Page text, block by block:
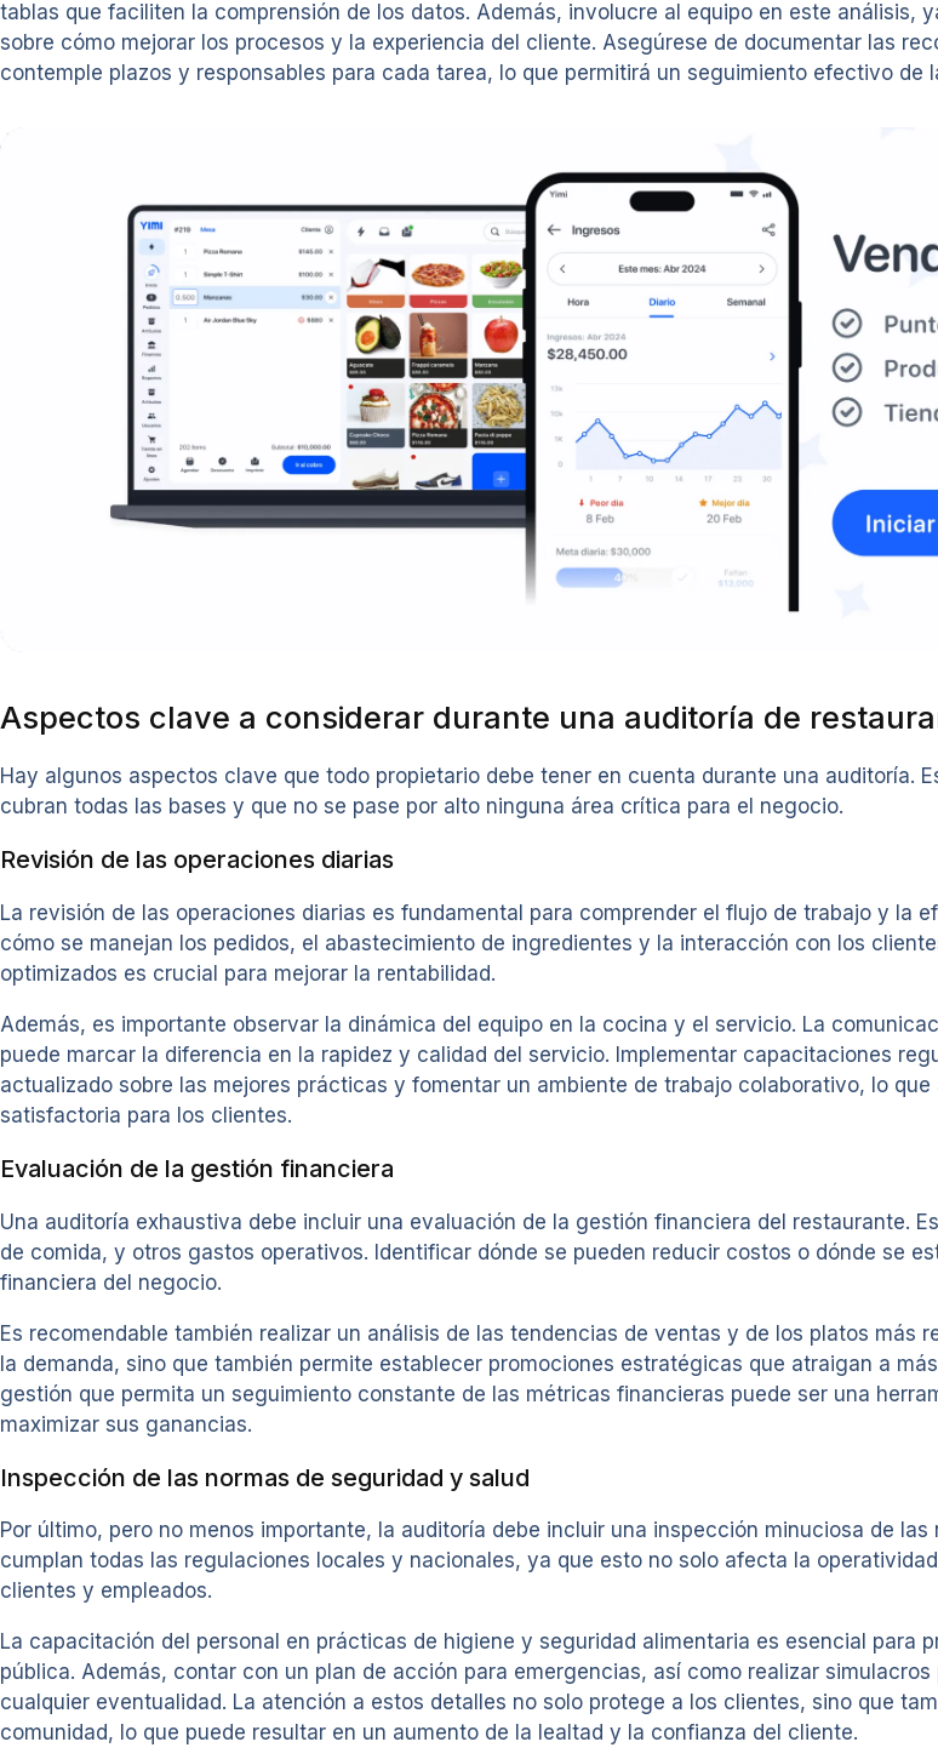
tablas que faciliten la comprensión de los datos. Además, involucre al equipo en este análisis,
sobre cómo mejorar los procesos y la experiencia del cliente. Asegúrese de documentar las
contemple plazos y responsables para cada tarea, lo que permitirá un seguimiento efectivo de
Aspectos clave a considerar durante una auditoría de
Hay algunos aspectos clave que todo propietario debe tener en cuenta durante una auditoría.
cubran todas las bases y que no se pase por alto ninguna área crítica para el negocio.
Revisión de las operaciones diarias
La revisión de las operaciones diarias es fundamental para comprender el flujo de trabajo y la
cómo se manejan los pedidos, el abastecimiento de ingredientes y la interacción con los
optimizados es crucial para mejorar la rentabilidad.
Además, es importante observar la dinámica del equipo en la cocina y el servicio. La
puede marcar la diferencia en la rapidez y calidad del servicio. Implementar capacitaciones
actualizado sobre las mejores prácticas y fomentar un ambiente de trabajo colaborativo, lo
satisfactoria para los clientes.
Evaluación de la gestión financiera
Una auditoría exhaustiva debe incluir una evaluación de la gestión financiera del restaurante.
de comida, y otros gastos operativos. Identificar dónde se pueden reducir costos o dónde se
financiera del negocio.
Es recomendable también realizar un análisis de las tendencias de ventas y de los platos más
la demanda, sino que también permite establecer promociones estratégicas que atraigan a
gestión que permita un seguimiento constante de las métricas financieras puede ser una
maximizar sus ganancias.
Inspección de las normas de seguridad y salud
Por último, pero no menos importante, la auditoría debe incluir una inspección minuciosa de
cumplan todas las regulaciones locales y nacionales, ya que esto no solo afecta la
clientes y empleados.
La capacitación del personal en prácticas de higiene y seguridad alimentaria es esencial para
pública. Además, contar con un plan de acción para emergencias, así como realizar
cualquier eventualidad. La atención a estos detalles no solo protege a los clientes, sino que
comunidad, lo que puede resultar en un aumento de la lealtad y la confianza del cliente.